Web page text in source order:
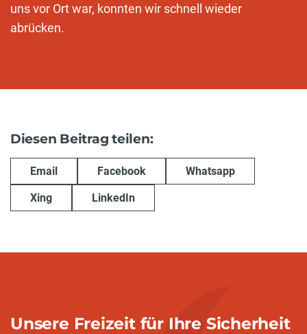
uns vor Ort war, konnten wir schnell wieder
abrücken.
Diesen Beitrag teilen:
Email Facebook Whatsapp
Xing LinkedIn
Unsere Freizeit für Ihre Sicherheit